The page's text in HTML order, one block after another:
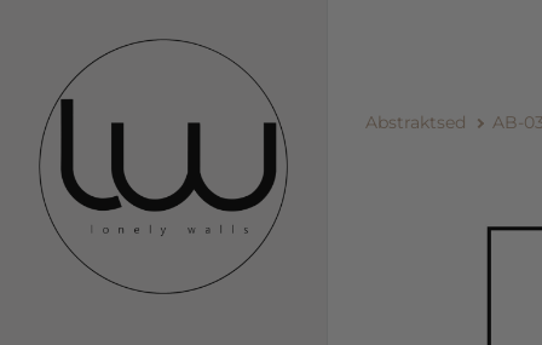
Abstraktsed AB-